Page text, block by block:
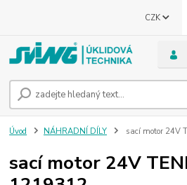
CZK
Úvod NÁHRADNÍ DÍLY sací motor 24V
sací motor 24V